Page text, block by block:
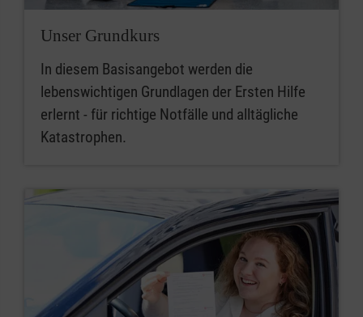
Unser Grundkurs
In diesem Basisangebot werden die
lebenswichtigen Grundlagen der Ersten Hilfe
erlernt - für richtige Notfälle und alltägliche
Katastrophen.